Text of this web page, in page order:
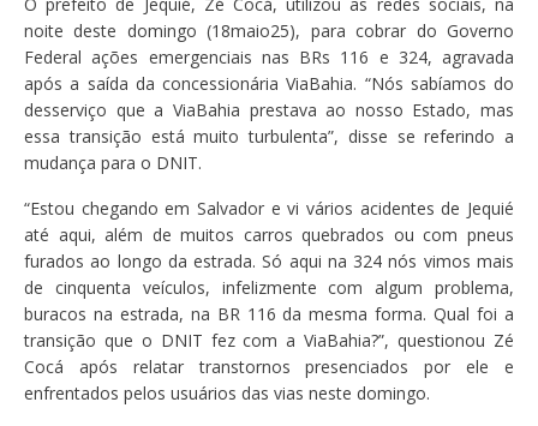
noite deste domingo (18maio25), para cobrar do Governo
Federal ações emergenciais nas BRs 116 e 324, agravada
após a saída da concessionária ViaBahia. “Nós sabíamos do
desserviço que a ViaBahia prestava ao nosso Estado, mas
essa transição está muito turbulenta”, disse se referindo a
mudança para o DNIT.
“Estou chegando em Salvador e vi vários acidentes de Jequié
até aqui, além de muitos carros quebrados ou com pneus
furados ao longo da estrada. Só aqui na 324 nós vimos mais
de cinquenta veículos, infelizmente com algum problema,
buracos na estrada, na BR 116 da mesma forma. Qual foi a
transição que o DNIT fez com a ViaBahia?”, questionou Zé
Cocá após relatar transtornos presenciados por ele e
enfrentados pelos usuários das vias neste domingo.